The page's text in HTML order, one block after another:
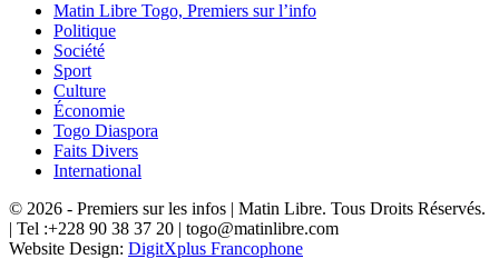
Matin Libre Togo, Premiers sur l’info
Politique
Société
Sport
Culture
Économie
Togo Diaspora
Faits Divers
International
© 2026 - Premiers sur les infos | Matin Libre. Tous Droits Réservés.
| Tel :+228 90 38 37 20 | togo@matinlibre.com
Website Design: DigitXplus Francophone